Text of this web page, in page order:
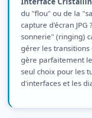
du "flou" ou de la
capture d'écran JPG
sonnerie" (ringing)
gérer les transitions
gère parfaitement
seul choix pour les
d'interfaces et les